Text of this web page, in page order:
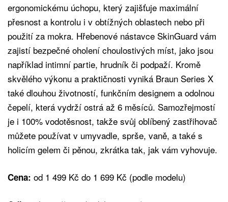
ergonomickému úchopu, který zajišťuje maximální
přesnost a kontrolu i v obtížných oblastech nebo při
použití za mokra. Hřebenové nástavce SkinGuard vám
zajistí bezpečné oholení choulostivých míst, jako jsou
například intimní partie, hrudník či podpaží. Kromě
skvělého výkonu a praktičnosti vyniká Braun Series X
také dlouhou životností, funkčním designem a odolnou
čepelí, která vydrží ostrá až 6 měsíců. Samozřejmostí
je i 100% vodotěsnost, takže svůj oblíbený zastřihovač
můžete používat v umyvadle, sprše, vaně, a také s
holicím gelem či pěnou, zkrátka tak, jak vám vyhovuje.
Cena: od 1 499 Kč do 1 699 Kč (podle modelu)